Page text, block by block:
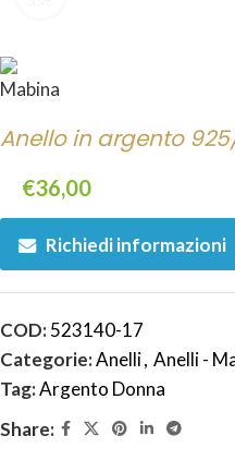
Anello in argento 925/
€36,00
Richiedi informazioni
COD:523140-17
Categorie:Anelli, Anelli -
Tag:Argento Donna
Share: